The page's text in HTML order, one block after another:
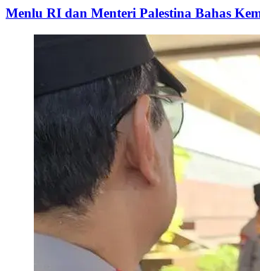
Menlu RI dan Menteri Palestina Bahas